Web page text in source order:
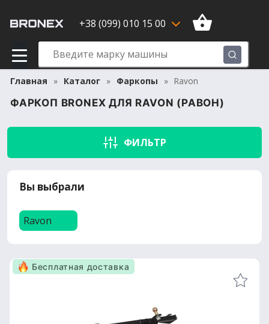
+38 (099) 010 15 00
Главная Каталог Фаркопы Ravon
ФАРКОП BRONEX ДЛЯ RAVON (РАВОН)
ФИЛЬТР
Вы выбрали
Ravon
Бесплатная доставка